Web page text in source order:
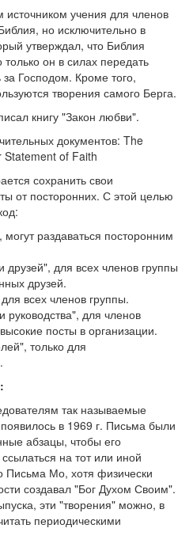
учения для членов
но исключительно в
утверждал, что Библия
он в силах передать
Господом. Кроме того,
творения самого Берга.
книгу "Закон любви".
документов: The
Statement of Faith
сохранить свои
от посторонних. С этой целью
раздаваться посторонним
друзей", для всех членов группы
друзей.
всех членов группы.
руководства", для членов
посты в организации.
только для
так называемые
в 1969 г. Письма были
абзацы, чтобы его
на тот или иной
Письма Мо, хотя физически
создавал "Бог Духом Своим".
эти "творения" можно, в
периодическими